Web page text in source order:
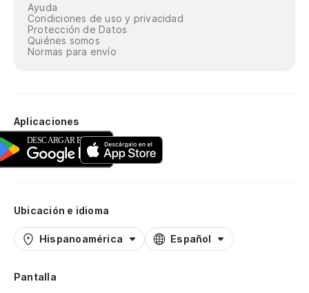
Ayuda
Condiciones de uso y privacidad
Protección de Datos
Quiénes somos
Normas para envío
Aplicaciones
Ubicación e idioma
Hispanoamérica Español
Pantalla